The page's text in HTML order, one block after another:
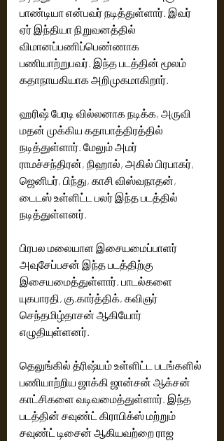
பாண்டியா என்பவர் நடித்துள்ளார். இவர்
ஏர் இந்தியா நிறுவனத்தில்
விமானப்பணிப்பெண்ணாக
பணியாற்றுபவர். இந்த படத்தின் மூலம்
கதாநாயகியாக அறிமுகமாகிறார்.
ஹரிஷ் பேரடி வில்லனாக நடிக்க, அருவி
மதன் முக்கிய கதாபாத்திரத்தில்
நடித்துள்ளார். மேலும் அமர்
ராமச்சந்திரன், நிஹால், அகில் பிரபாகர்,
ஜெனிபர், பிந்து, காசி விஸ்வநாதன்,
டைடஸ் உள்ளிட்ட பலர் இந்த படத்தில்
நடித்துள்ளனர்.
பிரபல மலையாள இசையமைப்பாளர்
அவுசேப்பசன் இந்த படத்திற்கு
இசையமைத்துள்ளார். பாடல்களை
யுகபாரதி, கு.கார்த்திக், கவிஞர்
செந்தமிழ்தாசன் ஆகியோர்
எழுதியுள்ளனர்.
தெலுங்கில் த்ரிஷ்யம் உள்ளிட்ட படங்களில்
பணியாற்றிய ஜாக்கி ஜான்சன் ஆக்சன்
காட்சிகளை வடிவமைத்துள்ளார். இந்த
படத்தின் சவுண்ட் கிராபிக்ஸ் மற்றும்
சவுண்ட் டிசைன் ஆகியவற்றை ராஜ